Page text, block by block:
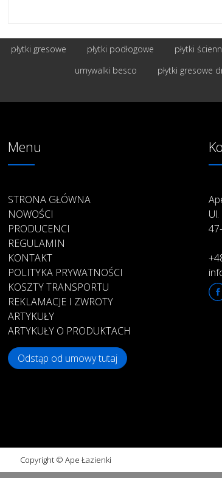
płytki gresowe płytki podłogowe płytki
umywalki besco
płytki gresowe
Menu
STRONA GŁÓWNA
NOWOŚCI
PRODUCENCI
REGULAMIN
KONTAKT
POLITYKA PRYWATNOŚCI
KOSZTY TRANSPORTU
REKLAMACJE I ZWROTY
ARTYKUŁY
ARTYKUŁY O PRODUKTACH
Odstąp od umowy tutaj
Copyright © Ape Łazienki